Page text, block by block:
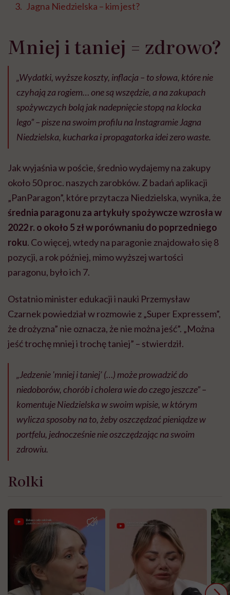
Jagna Niedzielska – kim jest?
Mniej i taniej = zdrowo?
„Wydatki, wyższe koszty, inflacja – to słowa, które nie
czyhają za rogiem… one są wszędzie, a na zakupach
spożywczych bolą jak nadepnięcie stopą na klocka
lego” – pisze na swoim profilu na Instagramie Jagna
Niedzielska, kucharka i propagatorka idei zero waste.
Jak wyjaśnia w poście, średnio wydajemy na zakupy
około 50 proc. naszych zarobków. Z badań aplikacji
„PanParagon”, które przytacza Niedzielska, wynika, że
średnia paragonu za artykuły spożywcze wzrosła w
2022 r. o około 5 zł w porównaniu do poprzedniego
roku. Co więcej, wtedy na paragonie znajdowało się 8
pozycji, a rok później, mimo wyższej wartości
paragonu, było ich 7.
Ostatnio minister edukacji i nauki Przemysław
Czarnek powiedział w rozmowie z „Super Expressem”,
że drożyzna” nie oznacza, że nie można jeść”. „Można
jeść trochę mniej i trochę taniej” – stwierdził.
„Jedzenie 'mniej i taniej’ (…) może prowadzić do
niedoborów, chorób i cholera wie do czego jeszcze” –
komentuje Niedzielska w swoim wpisie, w którym
wylicza sposoby na to, żeby oszczędzać pieniądze w
portfelu, jednocześnie nie oszczędzając na swoim
zdrowiu.
Rolki